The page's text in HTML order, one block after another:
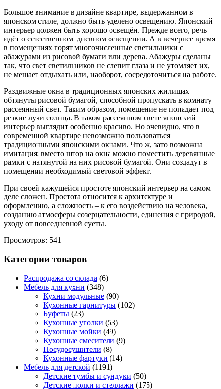
Большое внимание в дизайне квартире, выдержанном в
японском стиле, должно быть уделено освещению. Японский
интерьер должен быть хорошо освещён. Прежде всего, речь
идёт о естественном, дневном освещении. А в вечернее время
в помещениях горят многочисленные светильники с
абажурами из рисовой бумаги или дерева. Абажуры сделаны
так, что свет светильников не слепит глаза и не утомляет их,
не мешает отдыхать или, наоборот, сосредоточиться на работе.
Раздвижные окна в традиционных японских жилищах
обтянуты рисовой бумагой, способной пропускать в комнату
рассеянный свет. Таким образом, помещение не попадает под
резкие лучи солнца. В таком рассеянном свете японский
интерьер выглядит особенно красиво. Но очевидно, что в
современной квартире невозможно пользоваться
традиционными японскими окнами. Что ж, зато возможна
имитация: вместо штор на окна можно поместить деревянные
рамки с натянутой на них рисовой бумагой. Они создадут в
помещении необходимый световой эффект.
При своей кажущейся простоте японский интерьер на самом
деле сложен. Простота относится к архитектуре и
оформлению, а сложность – к его воздействию на человека,
созданию атмосферы созерцательности, единения с природой,
уходу от повседневной суеты.
Просмотров: 541
Категории товаров
Распродажа со склада (6)
Мебель для кухни (348)
Кухни модульные (90)
Кухонные гарнитуры (102)
Буфеты (23)
Кухонные уголки (53)
Кухонные мойки (49)
Кухонные смесители (9)
Посудосушители (8)
Кухонные фартуки (14)
Мебель для детской (1191)
Детские тумбы и сундуки (50)
Детские полки и стеллажи (175)